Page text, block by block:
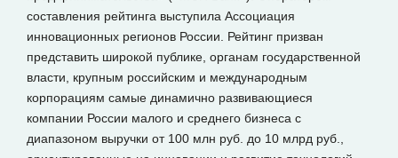
составления рейтинга выступила Ассоциация
инновационных регионов России. Рейтинг призван
представить широкой публике, органам государственной
власти, крупным российским и международным
корпорациям самые динамично развивающиеся
компании России малого и среднего бизнеса с
диапазоном выручки от 100 млн руб. до 10 млрд руб.,